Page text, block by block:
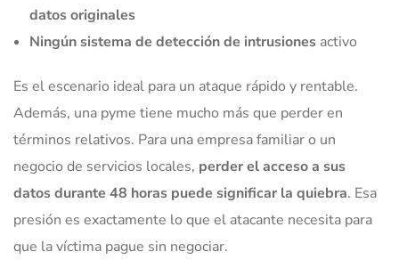
datos originales
Ningún sistema de detección de intrusiones activo
Es el escenario ideal para un ataque rápido y rentable.
Además, una pyme tiene mucho más que perder en
términos relativos. Para una empresa familiar o un
negocio de servicios locales, perder el acceso a sus
datos durante 48 horas puede significar la quiebra. Esa
presión es exactamente lo que el atacante necesita para
que la víctima pague sin negociar.